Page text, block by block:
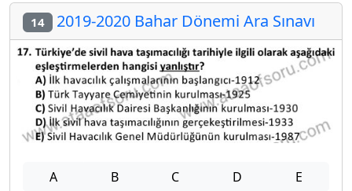
14 2019-2020 Bahar Dönemi Ara Sınavı
A B C D E